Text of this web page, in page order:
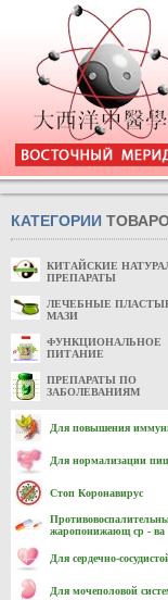
КАТЕГОРИИ
КИТАЙСКИЕ
ПРЕПАРАТЫ
ЛЕЧЕБНЫЕ
МАЗИ
ФУНКЦИОНАЛЬНОЕ
ПИТАНИЕ
ПРЕПАРАТЫ ПО
ЗАБОЛЕВАНИЯМ
Для повышения
Для нормализации
Стоп Коронавирус
жаропонижающ ср - ва
Для сердечно-
Для мочеполовой